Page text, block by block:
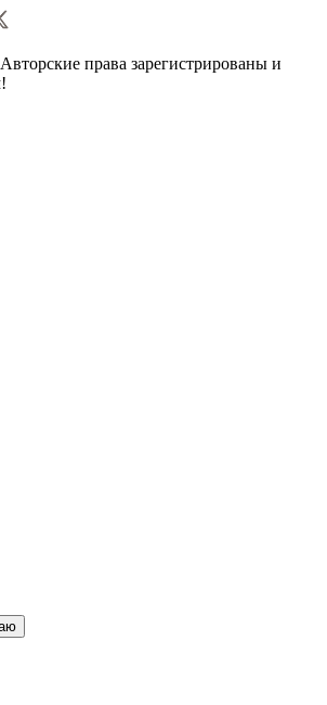
права зарегистрированы и